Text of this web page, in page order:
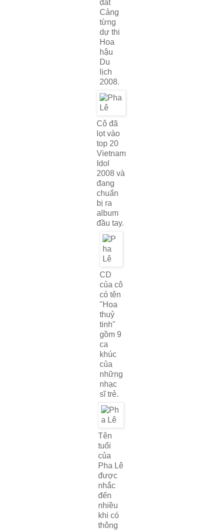
đất
Cảng
từng
dự thi
Hoa
hậu
Du
lịch
2008.
Cô đã
lọt vào
top 20
Vietnam
Idol
2008 và
đang
chuẩn
bị ra
album
đầu tay.
CD
của cô
có tên
"Hoa
thuỷ
tinh"
gồm 9
ca
khúc
của
những
nhạc
sĩ trẻ.
Tên
tuổi
của
Pha Lê
được
nhắc
đến
nhiều
khi có
thông